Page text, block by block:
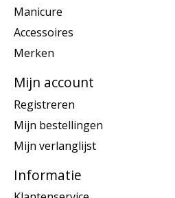
Manicure
Accessoires
Merken
Mijn account
Registreren
Mijn bestellingen
Mijn verlanglijst
Informatie